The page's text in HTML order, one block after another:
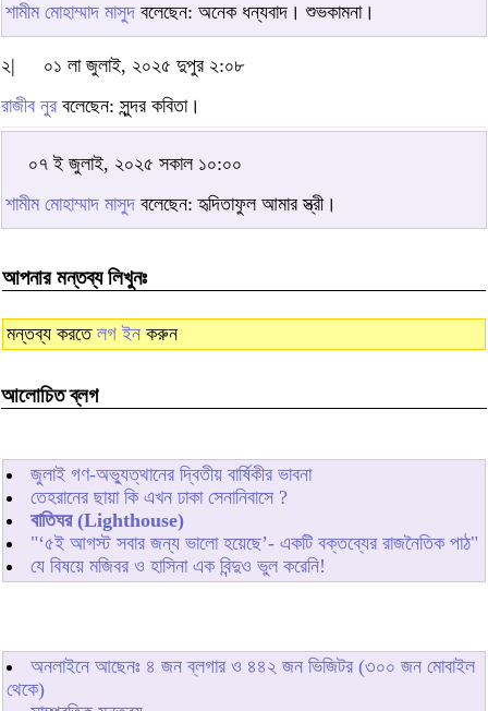
শামীম মোহাম্মাদ মাসুদ বলেছেন: অনেক ধন্যবাদ। শুভকামনা।
২|
০১ লা জুলাই, ২০২৫ দুপুর ২:০৮
রাজীব নুর বলেছেন: সুন্দর কবিতা।
০৭ ই জুলাই, ২০২৫ সকাল ১০:০০
শামীম মোহাম্মাদ মাসুদ বলেছেন: হৃদিতাফুল আমার স্ত্রী।
আপনার মন্তব্য লিখুনঃ
মন্তব্য করতে লগ ইন করুন
আলোচিত ব্লগ
জুলাই গণ-অভ্যুত্থানের দ্বিতীয় বার্ষিকীর ভাবনা
তেহরানের ছায়া কি এখন ঢাকা সেনানিবাসে ?
বাতিঘর (Lighthouse)
"‘৫ই আগস্ট সবার জন্য ভালো হয়েছে’- একটি বক্তব্যের রাজনৈতিক পাঠ"
যে বিষয়ে মজিবর ও হাসিনা এক বিন্দুও ভুল করেনি!
অনলাইনে আছেনঃ ৪ জন ব্লগার ও ৪৪২ জন ভিজিটর (৩০০ জন মোবাইল
থেকে)